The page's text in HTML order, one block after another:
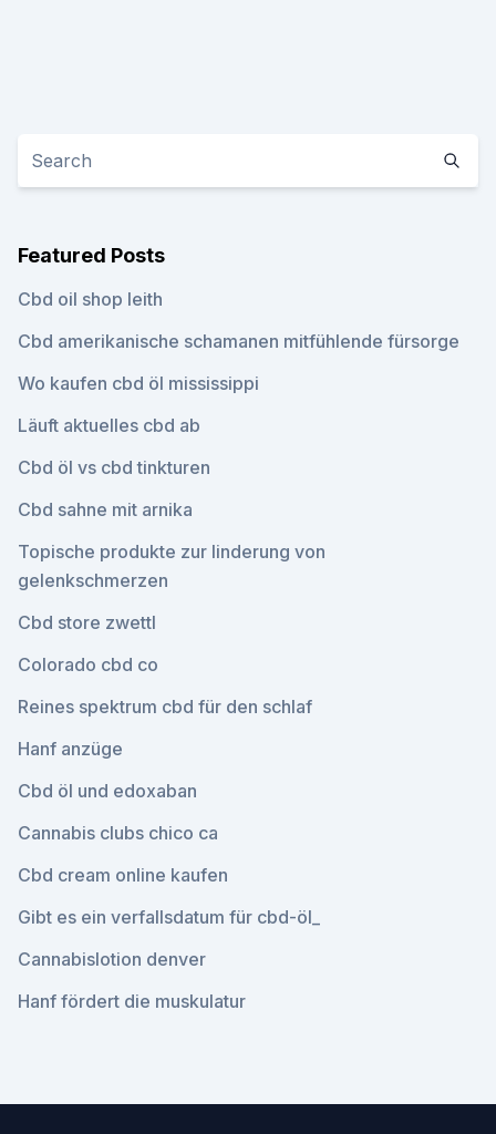
Featured Posts
Cbd oil shop leith
Cbd amerikanische schamanen mitfühlende fürsorge
Wo kaufen cbd öl mississippi
Läuft aktuelles cbd ab
Cbd öl vs cbd tinkturen
Cbd sahne mit arnika
Topische produkte zur linderung von
gelenkschmerzen
Cbd store zwettl
Colorado cbd co
Reines spektrum cbd für den schlaf
Hanf anzüge
Cbd öl und edoxaban
Cannabis clubs chico ca
Cbd cream online kaufen
Gibt es ein verfallsdatum für cbd-öl_
Cannabislotion denver
Hanf fördert die muskulatur